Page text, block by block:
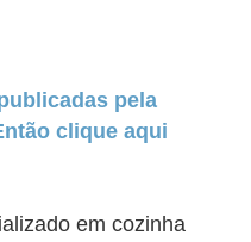
pela
clique aqui
em cozinha